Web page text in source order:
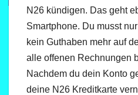
N26 kündigen. Das geht
Smartphone. Du musst
kein Guthaben mehr auf
alle offenen Rechnungen
Nachdem du dein Konto
deine N26 Kreditkarte